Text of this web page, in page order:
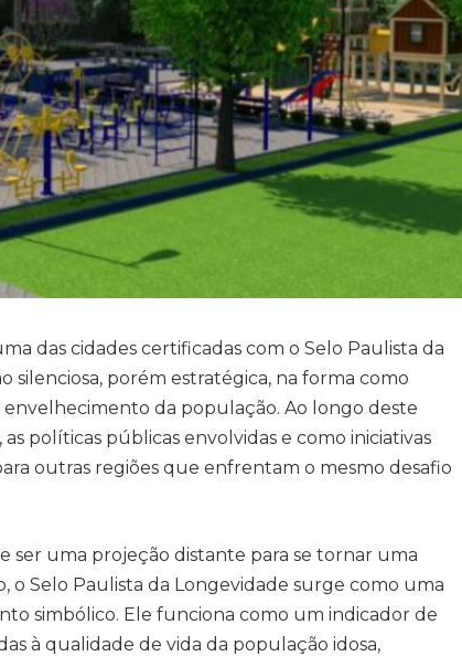
das cidades certificadas com o Selo Paulista da
silenciosa, porém estratégica, na forma como
da população. Ao longo deste
políticas públicas envolvidas e como iniciativas
outras regiões que enfrentam o mesmo desafio
uma projeção distante para se tornar uma
o Selo Paulista da Longevidade surge como uma
simbólico. Ele funciona como um indicador de
à qualidade de vida da população idosa,